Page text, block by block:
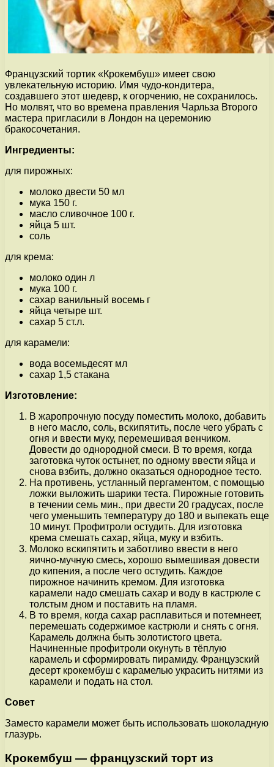
Французский тортик «Крокембуш» имеет свою
увлекательную историю. Имя чудо-кондитера,
создавшего этот шедевр, к огорчению, не сохранилось.
Но молвят, что во времена правления Чарльза Второго
мастера пригласили в Лондон на церемонию
бракосочетания.
Ингредиенты:
для пирожных:
молоко двести 50 мл
мука 150 г.
масло сливочное 100 г.
яйца 5 шт.
соль
для крема:
молоко один л
мука 100 г.
сахар ванильный восемь г
яйца четыре шт.
сахар 5 ст.л.
для карамели:
вода восемьдесят мл
сахар 1,5 стакана
Изготовление:
В жаропрочную посуду поместить молоко, добавить
в него масло, соль, вскипятить, после чего убрать с
огня и ввести муку, перемешивая венчиком.
Довести до однородной смеси. В то время, когда
заготовка чуток остынет, по одному ввести яйца и
снова взбить, должно оказаться однородное тесто.
На противень, устланный пергаментом, с помощью
ложки выложить шарики теста. Пирожные готовить
в течении семь мин., при двести 20 градусах, после
чего уменьшить температуру до 180 и выпекать еще
10 минут. Профитроли остудить. Для изготовка
крема смешать сахар, яйца, муку и взбить.
Молоко вскипятить и заботливо ввести в него
яично-мучную смесь, хорошо вымешивая довести
до кипения, а после чего остудить. Каждое
пирожное начинить кремом. Для изготовка
карамели надо смешать сахар и воду в кастрюле с
толстым дном и поставить на пламя.
В то время, когда сахар расплавиться и потемнеет,
перемешать содержимое кастрюли и снять с огня.
Карамель должна быть золотистого цвета.
Начиненные профитроли окунуть в тёплую
карамель и сформировать пирамиду. Французский
десерт крокембуш с карамелью украсить нитями из
карамели и подать на стол.
Совет
Заместо карамели может быть использовать шоколадную
глазурь.
Крокембуш — французский торт из